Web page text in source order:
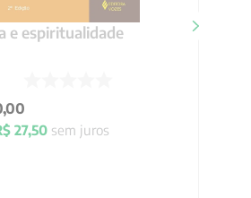
e espiritualidade
,00
27,50sem juros